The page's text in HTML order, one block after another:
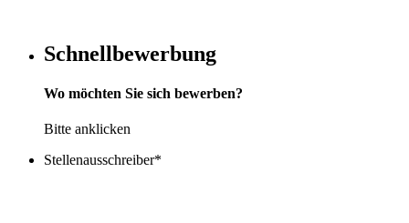
Schnellbewerbung
Wo möchten Sie sich bewerben?
Bitte anklicken
Stellenausschreiber*